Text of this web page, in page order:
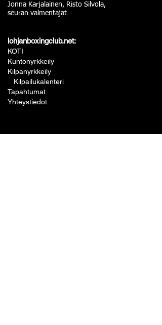
Jonna Karjalainen, Risto Silvola,
seuran valmentajat
lohjanboxingclub.net:
KOTI
Kuntonyrkkeily
Kilpanyrkkeily
Kilpailukalenteri
Tapahtumat
Yhteystiedot